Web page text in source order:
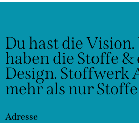
Du hast die Vision.
haben die Stoffe &
Design. Stoffwerk
mehr als nur
Adresse